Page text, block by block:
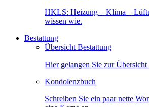
HKLS: Heizung – Klima –
wissen wie.
Bestattung
Übersicht Bestattung
Hier gelangen Sie zur Übersicht
Kondolenzbuch
Schreiben Sie ein paar nette